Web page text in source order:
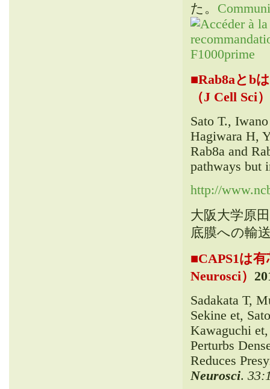
た 。
■Rab8aとb
（J Cell Sci）
Sato T.,
Hagiwara H,
Rab8a and
pathways but
http://
大阪大学原
底膜への輸
■CAPS1は
Neurosci）
Sadakata T,
Sekine et,
Kawaguchi
Perturbs
Reduces
Neurosci.